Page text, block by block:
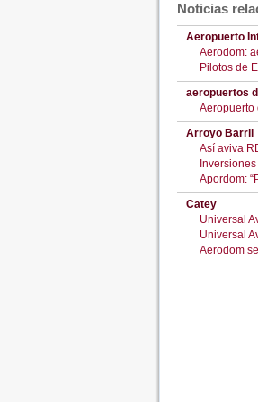
Noticias
Aeropuerto
Aerodom:
Pilotos de
aeropuertos
Aeropuerto
Arroyo Barril
Así aviva
Apordom:
Catey
Universal
Universal
Aerodom